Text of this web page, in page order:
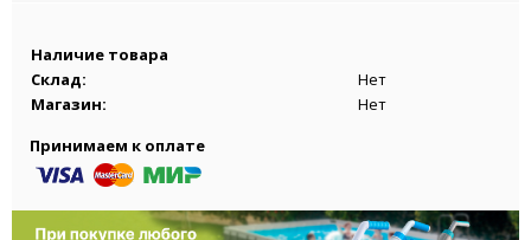
Наличие товара
Склад:
Нет
Магазин:
Нет
Принимаем к оплате